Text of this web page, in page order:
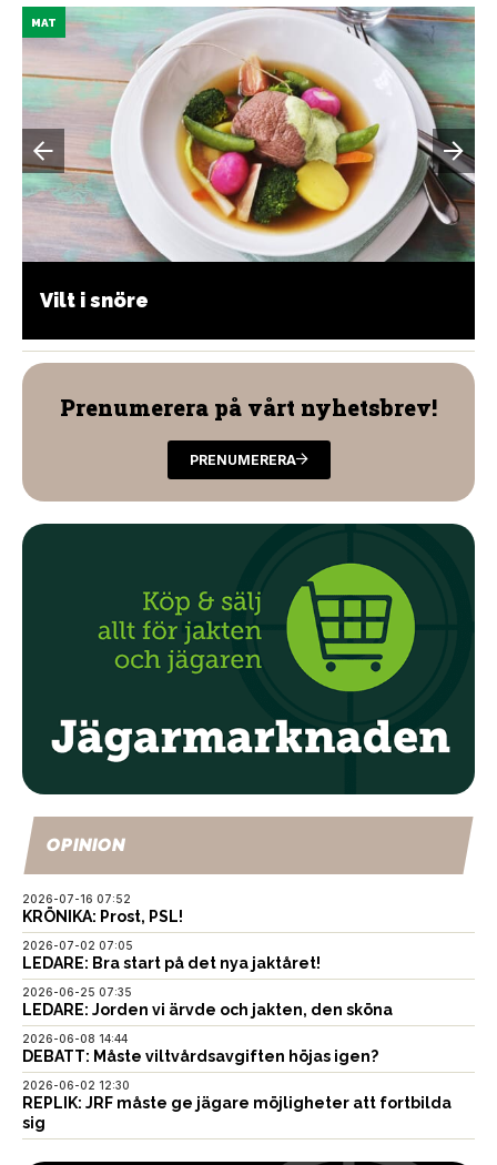
MAT
Vilt i snöre
Prenumerera på vårt nyhetsbrev!
PRENUMERERA
OPINION
2026-07-16 07:52
KRÖNIKA: Prost, PSL!
2026-07-02 07:05
LEDARE: Bra start på det nya jaktåret!
2026-06-25 07:35
LEDARE: Jorden vi ärvde och jakten, den sköna
2026-06-08 14:44
DEBATT: Måste viltvårdsavgiften höjas igen?
2026-06-02 12:30
REPLIK: JRF måste ge jägare möjligheter att fortbilda
sig